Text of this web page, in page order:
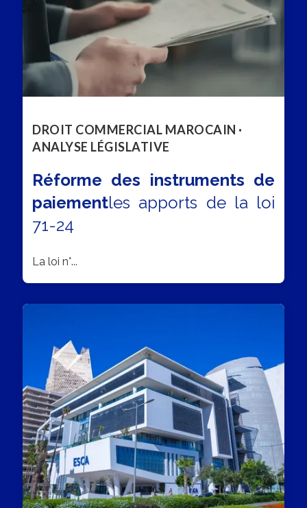
DROIT COMMERCIAL MAROCAIN ·
ANALYSE LÉGISLATIVE
Réforme des instruments de
paiementles apports de la loi
71-24
La loi n°...